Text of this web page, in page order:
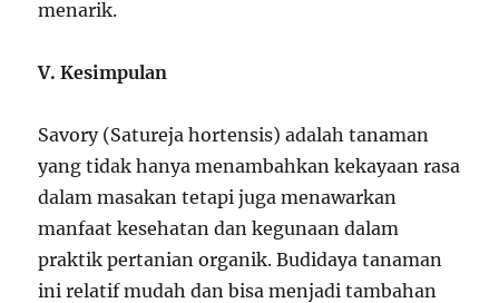
menarik.
V. Kesimpulan
Savory (Satureja hortensis) adalah tanaman
yang tidak hanya menambahkan kekayaan rasa
dalam masakan tetapi juga menawarkan
manfaat kesehatan dan kegunaan dalam
praktik pertanian organik. Budidaya tanaman
ini relatif mudah dan bisa menjadi tambahan